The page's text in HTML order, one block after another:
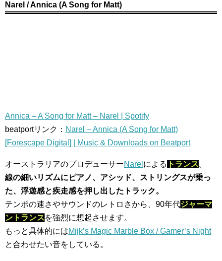
Narel / Annica (A Song for Matt)
Annica – A Song for Matt – Narel | Spotify
beatportリンク： Narel – Annica (A Song for Matt)
[Forescape Digital] | Music & Downloads on Beatport
オーストラリアのプロデューサーNarel による トランス。
線の細いリズムにピアノ、アシッド、ストリングスが乗っ
た、浮遊感と疾走感を押し出したトラック。
テンポの速さやサウンドのレトロさから、90年代ジャーマ
ントランスを強烈に想起させます。
もっと具体的にはMijk’s Magic Marble Box / Gamer’s Night
と合わせたい音をしている。